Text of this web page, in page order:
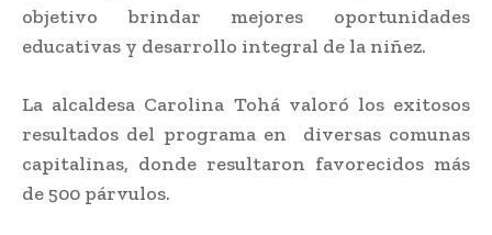
objetivo brindar mejores oportunidades
educativas y desarrollo integral de la niñez.
La alcaldesa Carolina Tohá valoró los exitosos
resultados del programa en diversas comunas
capitalinas, donde resultaron favorecidos más
de 500 párvulos.